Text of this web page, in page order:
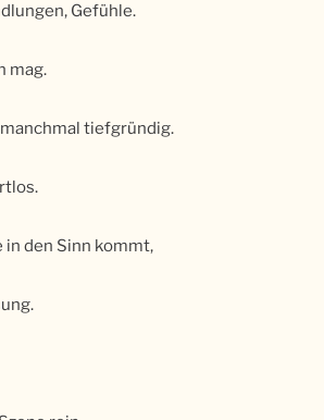
Gefühle.
mag.
tiefgründig.
in den Sinn kommt,